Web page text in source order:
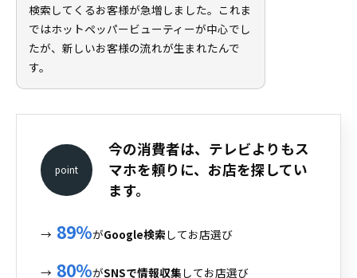
検索してくるお客様が急増しました。これま
ではホットペッパービューティーが中心でし
たが、新しいお客様の流れが生まれたんで
す。
今の消費者は、テレビよりもス
マホを頼りに、お店を探してい
ます。
point
→ 89%がGoogle検索 してお店選び
→ 80%がSNSで情報収集 してお店選び